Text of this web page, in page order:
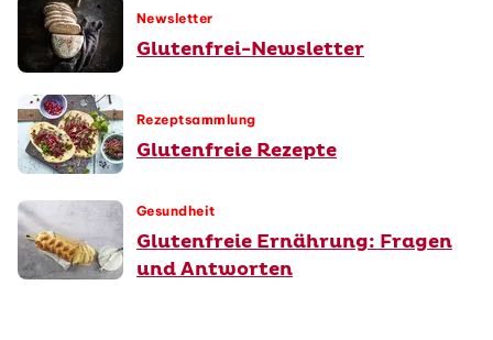
Newsletter
Glutenfrei-Newsletter
Rezeptsammlung
Glutenfreie Rezepte
Gesundheit
Glutenfreie Ernährung: Fragen
und Antworten